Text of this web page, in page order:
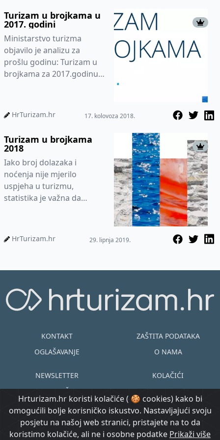
Turizam u brojkama u
2017. godini
Ministarstvo turizma
objavilo je analizu za
prošlu godinu: Turizam u
brojkama za 2017.godinu,
smješta...
HrTurizam.hr 17. kolovoza 2018.
Turizam u brojkama
2018
Iako broj dolazaka i
noćenja nije mjerilo
uspjeha u turizmu,
statistika je važna da
prednosti i ma...
HrTurizam.hr 29. lipnja 2019.
Hrturizam.hr koristi kolačiće ( 🍪 cookies) kako bi
omogućili bolje korisničko iskustvo. Nastavljajući svoju
posjetu na našoj web stranici, pristajete na to da
koristimo kolačiće, ali ne i osobne podatke Prikaži više
KONTAKT
OGLAŠAVANJE
ZAŠTITA PODATAKA
O NAMA
NEWSLETTER
UVJETI KORIŠTENJA
KOLAČIĆI
EN HR
© Copyright
2015.-2026.
@ Created by
Morgan Code
Prijavi se